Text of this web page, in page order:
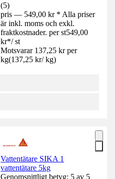
(5)
pris — 549,00 kr * Alla priser
är inkl. moms och exkl.
fraktkostnader. per st549,00
kr*/ st
Motsvarar 137,25 kr per
kg(137,25 kr/ kg)
Vattentätare SIKA 1
vattentätare 5kg
Genomsnittligt betyg: 5 av 5